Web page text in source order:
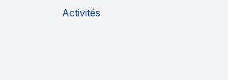
Activités